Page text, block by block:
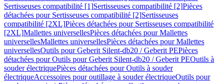
Sertisseuses compatibilité [1]Sertisseuses compatibilité [2]Pièces
détachées pour Sertisseuses compatibilité [2]Sertisseuses
compatibilité [2XL]Pièces détachées pour Sertisseuses compatibilité
[2XL]Mallettes universellesPièces détachées pour Mallettes
universellesMallettes universellesPièces détachées pour Mallettes
universellesOutils pour Geberit Silent-db20 / Geberit PEPièces
détachées pour Outils pour Geberit Silent-db20 / Geberit PEOutils à
souder électriquePièces détachées pour Outils à souder
électriqueAccessoires pour outillage à souder électriqueOutils pour